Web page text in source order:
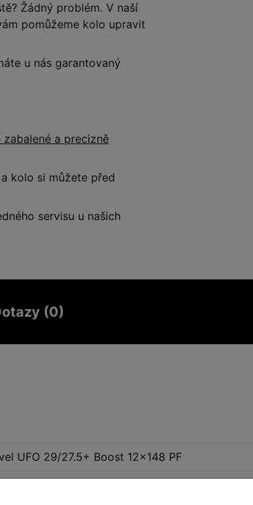
Žádný problém. V naší
pomůžeme kolo upravit
u nás garantovaný
zabalené a precizně
a kolo si můžete před
servisu u našich
(0)
UFO 29/27.5+ Boost 12x148 PF